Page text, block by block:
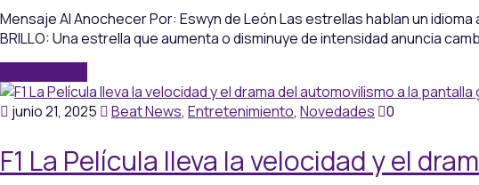
Mensaje Al Anochecer Por: Eswyn de León Las estrellas hablan un
BRILLO: Una estrella que aumenta o disminuye de intensidad anuncia
junio 21, 2025
Beat News, Entretenimiento, Novedades 0
F1 La Película lleva la velocidad y el